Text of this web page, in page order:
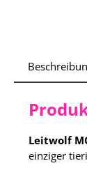
Leitwolf
einziger